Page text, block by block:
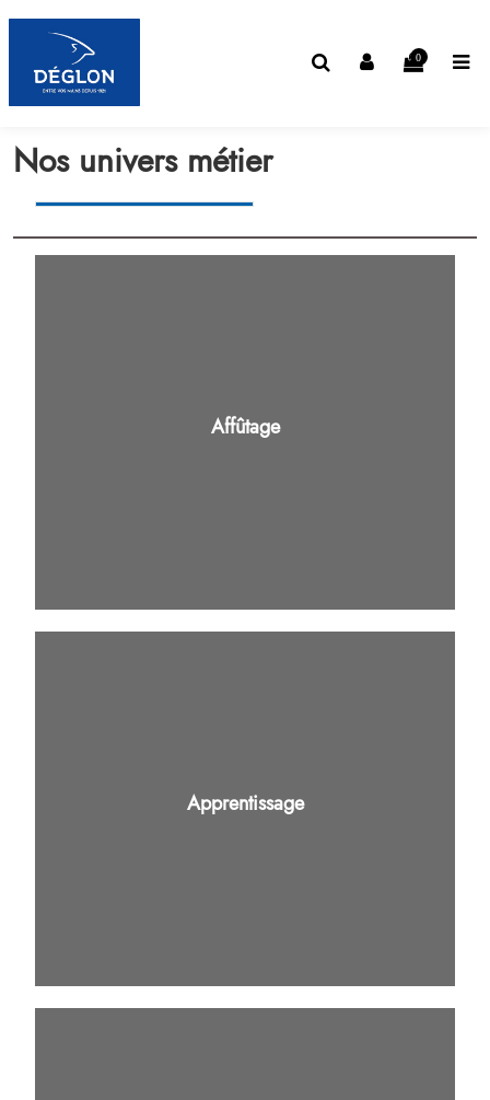
0
Nos univers métier
Affûtage
Apprentissage